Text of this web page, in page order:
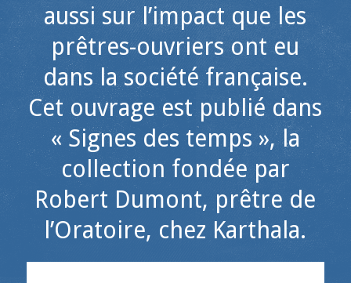
aussi sur l’impact que les
prêtres-ouvriers ont eu
dans la société française.
Cet ouvrage est publié dans
« Signes des temps », la
collection fondée par
Robert Dumont, prêtre de
l’Oratoire, chez Karthala.